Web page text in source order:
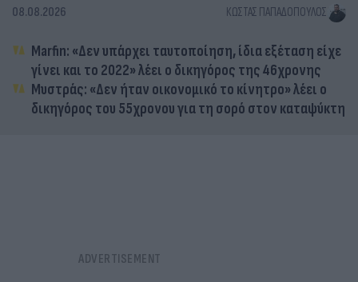
08.08.2026 ΚΏΣΤΑΣ ΠΑΠΑΔΌΠΟΥΛΟΣ
Marfin: «Δεν υπάρχει ταυτοποίηση, ίδια εξέταση είχε
γίνει και το 2022» λέει ο δικηγόρος της 46χρονης
Μυστράς: «Δεν ήταν οικονομικό το κίνητρο» λέει ο
δικηγόρος του 55χρονου για τη σορό στον καταψύκτη